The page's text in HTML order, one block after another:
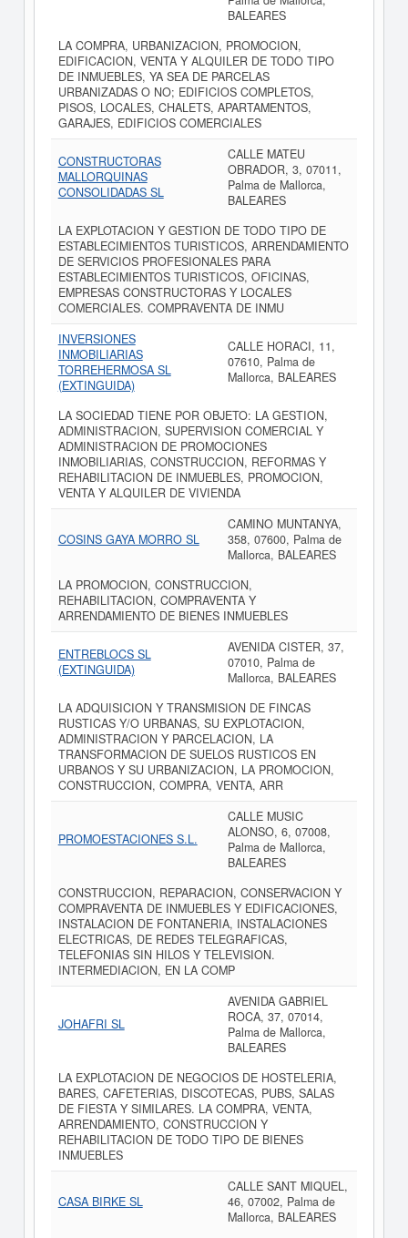
BALEARES
LA COMPRA, URBANIZACION, PROMOCION,
EDIFICACION, VENTA Y ALQUILER DE TODO TIPO
DE INMUEBLES, YA SEA DE PARCELAS
URBANIZADAS O NO; EDIFICIOS COMPLETOS,
PISOS, LOCALES, CHALETS, APARTAMENTOS,
GARAJES, EDIFICIOS COMERCIALES
CONSTRUCTORAS
MALLORQUINAS
CONSOLIDADAS SL
CALLE MATEU
OBRADOR, 3, 07011,
Palma de Mallorca,
BALEARES
LA EXPLOTACION Y GESTION DE TODO TIPO DE
ESTABLECIMIENTOS TURISTICOS, ARRENDAMIENTO
DE SERVICIOS PROFESIONALES PARA
ESTABLECIMIENTOS TURISTICOS, OFICINAS,
EMPRESAS CONSTRUCTORAS Y LOCALES
COMERCIALES. COMPRAVENTA DE INMU
INVERSIONES
INMOBILIARIAS
TORREHERMOSA SL
(EXTINGUIDA)
CALLE HORACI, 11,
07610, Palma de
Mallorca, BALEARES
LA SOCIEDAD TIENE POR OBJETO: LA GESTION,
ADMINISTRACION, SUPERVISION COMERCIAL Y
ADMINISTRACION DE PROMOCIONES
INMOBILIARIAS, CONSTRUCCION, REFORMAS Y
REHABILITACION DE INMUEBLES, PROMOCION,
VENTA Y ALQUILER DE VIVIENDA
COSINS GAYA MORRO SL
CAMINO MUNTANYA,
358, 07600, Palma de
Mallorca, BALEARES
LA PROMOCION, CONSTRUCCION,
REHABILITACION, COMPRAVENTA Y
ARRENDAMIENTO DE BIENES INMUEBLES
ENTREBLOCS SL
(EXTINGUIDA)
AVENIDA CISTER, 37,
07010, Palma de
Mallorca, BALEARES
LA ADQUISICION Y TRANSMISION DE FINCAS
RUSTICAS Y/O URBANAS, SU EXPLOTACION,
ADMINISTRACION Y PARCELACION, LA
TRANSFORMACION DE SUELOS RUSTICOS EN
URBANOS Y SU URBANIZACION, LA PROMOCION,
CONSTRUCCION, COMPRA, VENTA, ARR
PROMOESTACIONES S.L.
CALLE MUSIC
ALONSO, 6, 07008,
Palma de Mallorca,
BALEARES
CONSTRUCCION, REPARACION, CONSERVACION Y
COMPRAVENTA DE INMUEBLES Y EDIFICACIONES,
INSTALACION DE FONTANERIA, INSTALACIONES
ELECTRICAS, DE REDES TELEGRAFICAS,
TELEFONIAS SIN HILOS Y TELEVISION.
INTERMEDIACION, EN LA COMP
JOHAFRI SL
AVENIDA GABRIEL
ROCA, 37, 07014,
Palma de Mallorca,
BALEARES
LA EXPLOTACION DE NEGOCIOS DE HOSTELERIA,
BARES, CAFETERIAS, DISCOTECAS, PUBS, SALAS
DE FIESTA Y SIMILARES. LA COMPRA, VENTA,
ARRENDAMIENTO, CONSTRUCCION Y
REHABILITACION DE TODO TIPO DE BIENES
INMUEBLES
CASA BIRKE SL
CALLE SANT MIQUEL,
46, 07002, Palma de
Mallorca, BALEARES